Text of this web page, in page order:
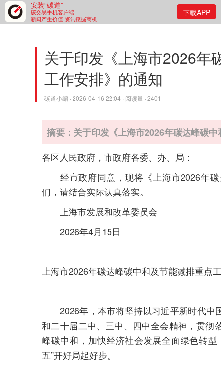
安装“碳道”
碳交易手机客户端
新闻产生价值 资讯挖掘商机
下载APP
关于印发《上海市2026年
工作安排》的通知
碳道小编 · 2026-04-16 22:04 · 阅读量 · 2401
摘要：关于印发《上海市2026年碳达峰碳
各区人民政府，市政府各委、办、局：
经市政府同意，现将《上海市2026年碳
们，请结合实际认真落实。
上海市发展和改革委员会
2026年4月15日
上海市2026年碳达峰碳中和及节能减排重点
2026年，本市将坚持以习近平新时代中
和二十届二中、三中、四中全会精神，贯彻
峰碳中和，加快经济社会发展全面绿色转
五”开好局起好步。